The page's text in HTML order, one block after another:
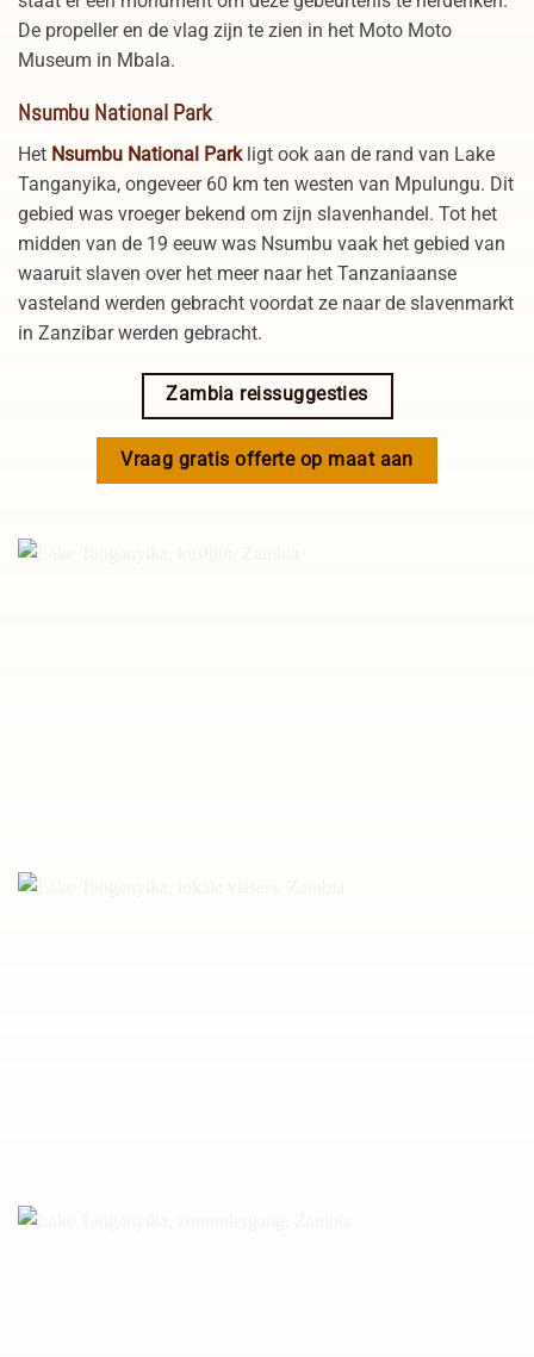
De propeller en de vlag zijn te zien in het Moto Moto
Museum in Mbala.
Nsumbu National Park
Het Nsumbu National Park ligt ook aan de rand van Lake
Tanganyika, ongeveer 60 km ten westen van Mpulungu. Dit
gebied was vroeger bekend om zijn slavenhandel. Tot het
midden van de 19 eeuw was Nsumbu vaak het gebied van
waaruit slaven over het meer naar het Tanzaniaanse
vasteland werden gebracht voordat ze naar de slavenmarkt
in Zanzibar werden gebracht.
Zambia reissuggesties
Vraag gratis offerte op maat aan